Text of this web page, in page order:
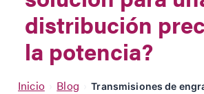
Nombre
Nombre de la Empresa
distribución
la potencia?
Inicio Blog
Transmisiones de